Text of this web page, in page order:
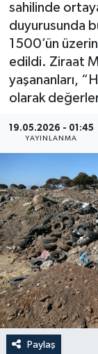
sahilinde
duyurusunda
1500’ün
edildi. Ziraat
yaşananları,
olarak
19.05.2026 - 01:45
YAYINLANMA
Paylaş
Görüntülü
Güncel
Magazin
Resmi İlan
Sağlık &
Siyaset
Spor
Tüm
Son
Haber